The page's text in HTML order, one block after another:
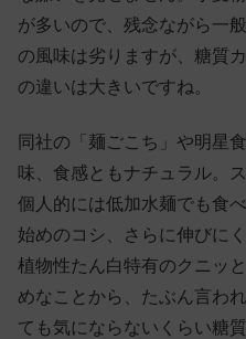
が多いので、残念ながら一
の風味は劣りますが、糖質
の違いは大きいですね。
同社の「麺ごこち」や明星
味、食感ともナチュラル。
個人的には低加水麺でも食
始めのコシ、さらに伸びに
植物性たん白特有のクニッ
めなことから、たぶん言わ
ても気にならないくらい糖